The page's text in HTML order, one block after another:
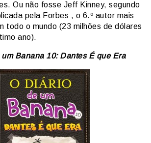
Ou não fosse Jeff Kinney, segundo
pela Forbes , o 6.º autor mais
todo o mundo (23 milhões de dólares
ano).
Banana 10: Dantes É que Era